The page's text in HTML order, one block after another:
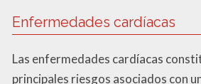
Enfermedades cardíacas
Las enfermedades cardíacas
principales riesgos asociados con